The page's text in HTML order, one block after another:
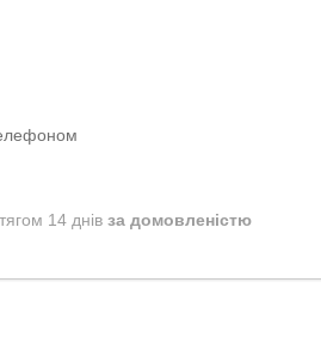
14 днів за домовленістю